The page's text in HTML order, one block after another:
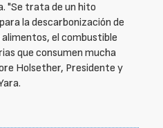
"Se trata de un hito
la descarbonización de
alimentos, el combustible
que consumen mucha
Holsether, Presidente y